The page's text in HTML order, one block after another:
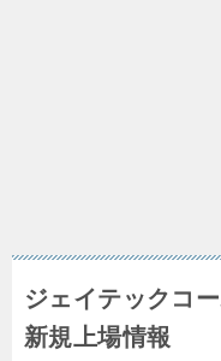
ジェイテックコ
新規上場情報